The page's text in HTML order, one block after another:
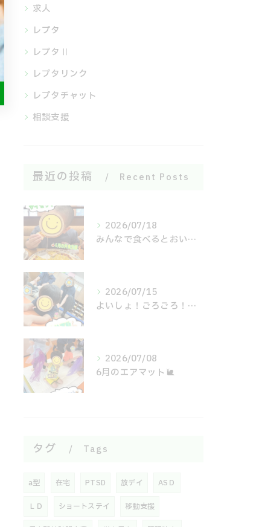
求人
レプタ
レプタⅡ
レプタリンク
レプタチャット
相談支援
最近の投稿 Recent Posts
2026/07/18
みんなで食べるとおいしいね😋
2026/07/15
よいしょ！ごろごろ！体幹運動🙌
2026/07/08
6月のエアマット🐌
タグ Tags
a型 在宅 PTSD 放デイ ASＤ
ＬＤ ショートステイ 移動支援